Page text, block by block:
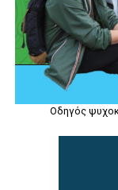
Οδηγός